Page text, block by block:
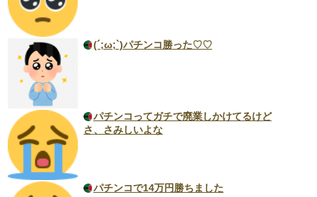
(´;ω;`)パチンコ勝った♡♡
パチンコってガチで廃業しかけてるけど
さ、さみしいよな
パチンコで14万円勝ちました